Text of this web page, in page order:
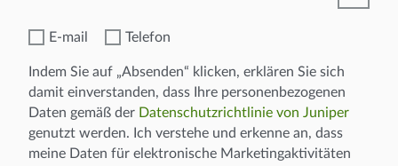
E-mail Telefon
Indem Sie auf „Absenden“ klicken, erklären Sie sich
damit einverstanden, dass Ihre personenbezogenen
Daten gemäß der Datenschutzrichtlinie von Juniper
genutzt werden. Ich verstehe und erkenne an, dass
meine Daten für elektronische Marketingaktivitäten